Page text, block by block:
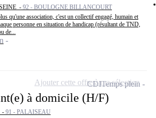
- 92 - BOULOGNE BILLANCOURT
qu'une association, c'est un collectif engagé, humain et
personne en situation de handicap (résultant de TND,
de...
à domicile (H/F)
- 91 - PALAISEAU
CDITemps plein
Ajouter cette offre à ma sélection